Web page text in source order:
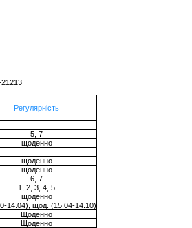
21213
Регулярність
5, 7
щоденно
щоденно
щоденно
6, 7
1, 2, 3, 4, 5
щоденно
14.04), щод. (15.04-14.10)
Щоденно
Щоденно